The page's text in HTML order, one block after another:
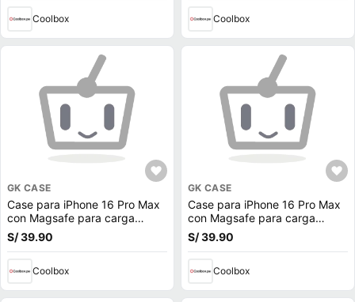
Coolbox Coolbox
GK CASE
Case para iPhone 16 Pro Max
con Magsafe para carga
inalámbrica con soporte,
rígido, mate traslúcido morado
S/ 39.90
Coolbox
GK CASE
Case para iPhone 16 Pro Max
con Magsafe para carga
inalámbrica con soporte,
rígido, mate traslúcido gris
S/ 39.90
Coolbox